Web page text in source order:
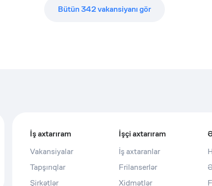
Bütün342vakansiyanı gör
İş axtarıram
Vakansiyalar
Tapşırıqlar
Şirkətlər
İşçi axtarıram
İş axtaranlar
Frilanserlər
Xidmətlər